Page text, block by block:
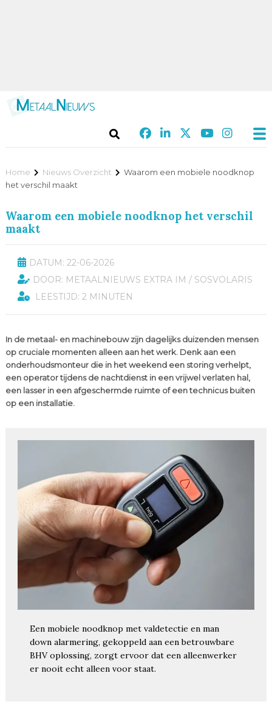
Home Nieuws Overzicht
Waarom een mobiele noodknop
het verschil maakt
Waarom een mobiele noodknop het verschil
maakt
DATUM: 22-06-2026
DOOR: METAALNIEUWS EXTRA IM / SOSVOLARIS
LEESTIJD: 2 MINUTEN
In de metaal- en machinebouw zijn dagelijks duizenden mensen
op cruciale momenten alleen aan het werk. Denk aan een
onderhoudsmonteur die in het weekend een storing verhelpt,
een operator tijdens de nachtdienst in een vrijwel verlaten hal,
een lasser in een afgeschermde ruimte of een technicus buiten
op een installatie.
Een mobiele noodknop met valdetectie en man
down alarmering, gekoppeld aan een betrouwbare
BHV oplossing, zorgt ervoor dat een alleenwerker
er nooit echt alleen voor staat.